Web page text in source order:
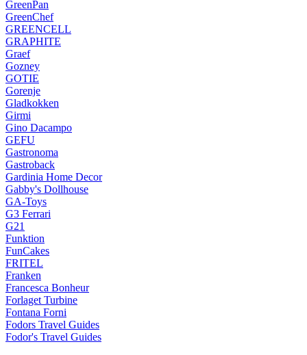
GreenPan
GreenChef
GREENCELL
GRAPHITE
Graef
Gozney
GOTIE
Gorenje
Gladkokken
Girmi
Gino Dacampo
GEFU
Gastronoma
Gastroback
Gardinia Home Decor
Gabby's Dollhouse
GA-Toys
G3 Ferrari
G21
Funktion
FunCakes
FRITEL
Franken
Francesca Bonheur
Forlaget Turbine
Fontana Forni
Fodors Travel Guides
Fodor's Travel Guides